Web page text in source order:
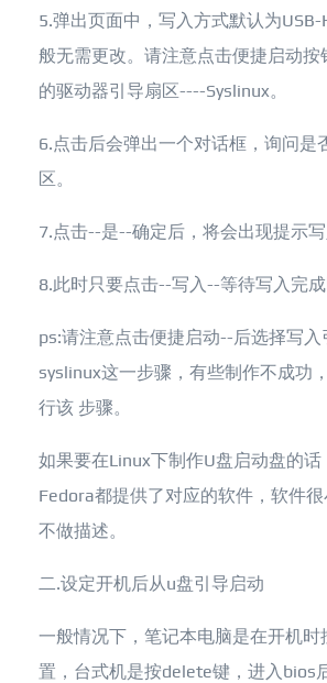
5.弹出页面中，写入方式默认为USB-
般无需更改。请注意点击便捷启动
的驱动器引导扇区----Syslinux。
6.点击后会弹出一个对话框，询问是
区。
7.点击--是--确定后，将会出现提示写
8.此时只要点击--写入--等待写入完成
ps:请注意点击便捷启动--后选择写入
syslinux这一步骤，有些制作不成功
行该 步骤。
如果要在Linux下制作U盘启动盘的
Fedora都提供了对应的软件，软件
不做描述。
二.设定开机后从u盘引导启动
一般情况下，笔记本电脑是在开机时
置，台式机是按delete键，进入bios